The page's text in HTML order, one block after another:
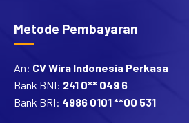
Metode Pembayaran
An: CV Wira Indonesia Perkasa
Bank BNI: 241 0** 049 6
Bank BRI: 4986 0101 **00 531